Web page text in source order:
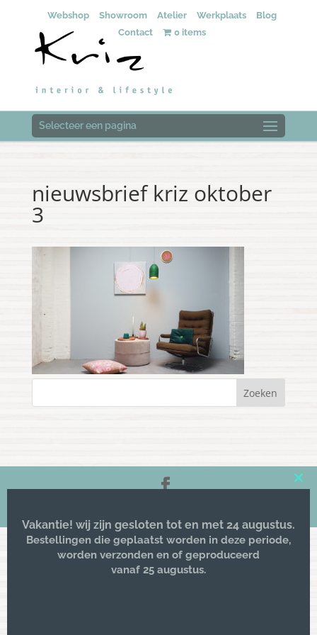
Webshop Showroom Atelier Werkplaats
Blog
Contact
0 items
Selecteer een pagina
nieuwsbrief kriz oktober
3
Vakantie! wij zijn gesloten tot en met 24 augustus.
Bestellingen die geplaatst worden in deze periode,
worden verzonden en of geproduceerd
vanaf 25 augustus.